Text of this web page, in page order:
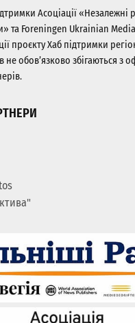
Асоціації «Незалежні
та Foreningen Ukrainian
проєкту Хаб підтримки
не обов’язково збігаються з